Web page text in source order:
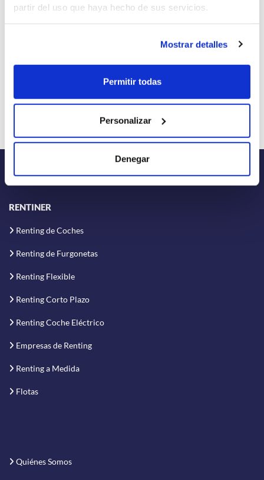
partir del uso que haya hecho de sus servicios.
Mostrar detalles
Permitir todas
Personalizar
Denegar
puede transformar la movilidad de tu negocio hoy mismo.
RENTINER
Renting de Coches
Renting de Furgonetas
Renting Flexible
Renting Corto Plazo
Renting Coche Eléctrico
Empresas de Renting
Renting a Medida
Flotas
Quiénes Somos